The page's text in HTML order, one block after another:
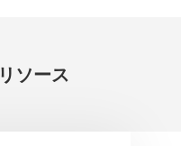
リソース